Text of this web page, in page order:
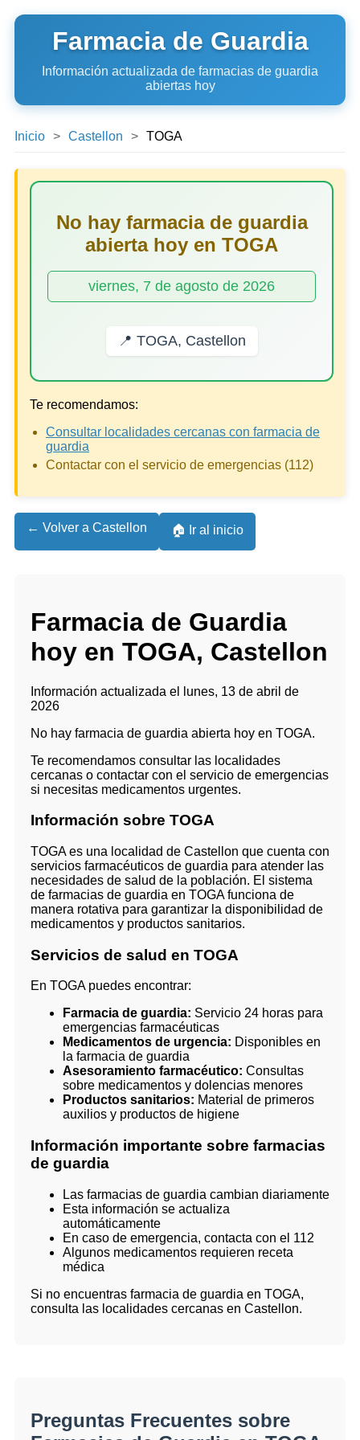
Farmacia de Guardia
Información actualizada de farmacias de guardia
abiertas hoy
Inicio Castellon TOGA
No hay farmacia de guardia
abierta hoy en TOGA
viernes, 7 de agosto de 2026
📍 TOGA, Castellon
Te recomendamos:
Consultar localidades cercanas con farmacia de
guardia
Contactar con el servicio de emergencias (112)
← Volver a Castellon 🏠 Ir al inicio
Farmacia de Guardia
hoy en TOGA, Castellon
Información actualizada el lunes, 13 de abril de
2026
No hay farmacia de guardia abierta hoy en TOGA.
Te recomendamos consultar las localidades
cercanas o contactar con el servicio de emergencias
si necesitas medicamentos urgentes.
Información sobre TOGA
TOGA es una localidad de Castellon que cuenta con
servicios farmacéuticos de guardia para atender las
necesidades de salud de la población. El sistema
de farmacias de guardia en TOGA funciona de
manera rotativa para garantizar la disponibilidad de
medicamentos y productos sanitarios.
Servicios de salud en TOGA
En TOGA puedes encontrar:
Farmacia de guardia: Servicio 24 horas para
emergencias farmacéuticas
Medicamentos de urgencia: Disponibles en
la farmacia de guardia
Asesoramiento farmacéutico: Consultas
sobre medicamentos y dolencias menores
Productos sanitarios: Material de primeros
auxilios y productos de higiene
Información importante sobre farmacias
de guardia
Las farmacias de guardia cambian diariamente
Esta información se actualiza
automáticamente
En caso de emergencia, contacta con el 112
Algunos medicamentos requieren receta
médica
Si no encuentras farmacia de guardia en TOGA,
consulta las localidades cercanas en Castellon.
Preguntas Frecuentes sobre